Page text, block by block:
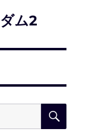
ム2
検